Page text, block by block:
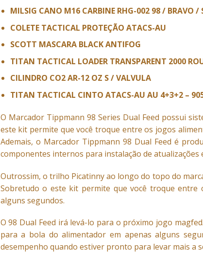
MILSIG CANO M16 CARBINE RHG-002 98 / BRAVO /
COLETE TACTICAL PROTEÇÃO ATACS-AU
SCOTT MASCARA BLACK ANTIFOG
TITAN TACTICAL LOADER TRANSPARENT 2000
CILINDRO CO2 AR-12 OZ S / VALVULA
TITAN TACTICAL CINTO ATACS-AU AU 4+3+2 –
O MarcadorTippmann 98 Series Dual Feed possui
este kit permite que você troque entre os jogos
Ademais, o Marcador Tippmann 98 Dual Feed é
componentes internos para instalação de atualizações
Outrossim, o trilho Picatinny ao longo do topo do
Sobretudo o este kit permite que você troque
alguns segundos.
O 98 Dual Feed irá levá-lo para o próximo jogo
para a bola do alimentador em apenas alguns
desempenho quando estiver pronto para levar mais a